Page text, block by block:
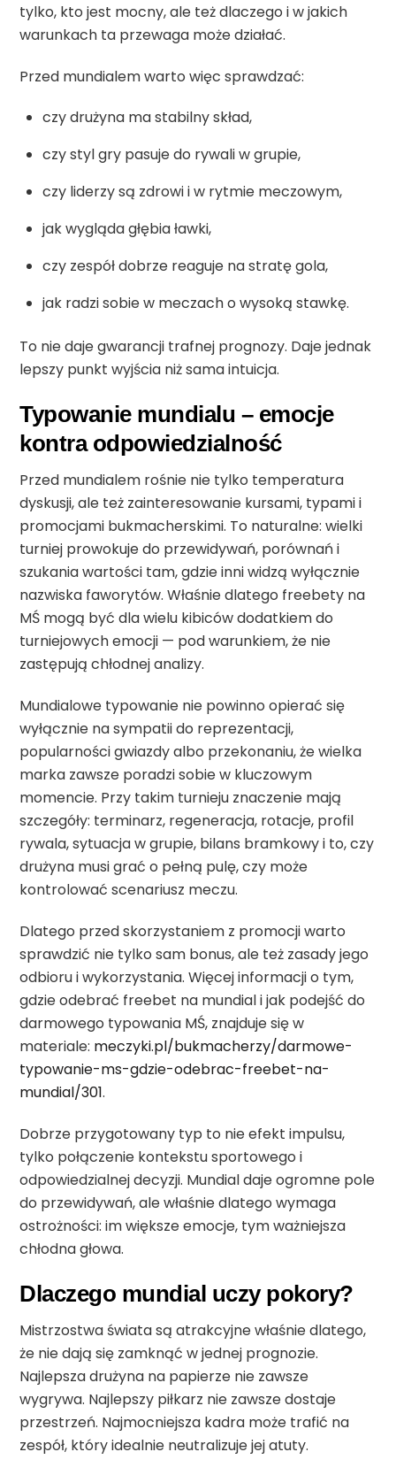
tylko, kto jest mocny, ale też dlaczego i w jakich
warunkach ta przewaga może działać.
Przed mundialem warto więc sprawdzać:
czy drużyna ma stabilny skład,
czy styl gry pasuje do rywali w grupie,
czy liderzy są zdrowi i w rytmie meczowym,
jak wygląda głębia ławki,
czy zespół dobrze reaguje na stratę gola,
jak radzi sobie w meczach o wysoką stawkę.
To nie daje gwarancji trafnej prognozy. Daje jednak
lepszy punkt wyjścia niż sama intuicja.
Typowanie mundialu – emocje
kontra odpowiedzialność
Przed mundialem rośnie nie tylko temperatura
dyskusji, ale też zainteresowanie kursami, typami i
promocjami bukmacherskimi. To naturalne: wielki
turniej prowokuje do przewidywań, porównań i
szukania wartości tam, gdzie inni widzą wyłącznie
nazwiska faworytów. Właśnie dlatego freebety na
MŚ mogą być dla wielu kibiców dodatkiem do
turniejowych emocji — pod warunkiem, że nie
zastępują chłodnej analizy.
Mundialowe typowanie nie powinno opierać się
wyłącznie na sympatii do reprezentacji,
popularności gwiazdy albo przekonaniu, że wielka
marka zawsze poradzi sobie w kluczowym
momencie. Przy takim turnieju znaczenie mają
szczegóły: terminarz, regeneracja, rotacje, profil
rywala, sytuacja w grupie, bilans bramkowy i to, czy
drużyna musi grać o pełną pulę, czy może
kontrolować scenariusz meczu.
Dlatego przed skorzystaniem z promocji warto
sprawdzić nie tylko sam bonus, ale też zasady jego
odbioru i wykorzystania. Więcej informacji o tym,
gdzie odebrać freebet na mundial i jak podejść do
darmowego typowania MŚ, znajduje się w
materiale: meczyki.pl/bukmacherzy/darmowe-
typowanie-ms-gdzie-odebrac-freebet-na-
mundial/301.
Dobrze przygotowany typ to nie efekt impulsu,
tylko połączenie kontekstu sportowego i
odpowiedzialnej decyzji. Mundial daje ogromne pole
do przewidywań, ale właśnie dlatego wymaga
ostrożności: im większe emocje, tym ważniejsza
chłodna głowa.
Dlaczego mundial uczy pokory?
Mistrzostwa świata są atrakcyjne właśnie dlatego,
że nie dają się zamknąć w jednej prognozie.
Najlepsza drużyna na papierze nie zawsze
wygrywa. Najlepszy piłkarz nie zawsze dostaje
przestrzeń. Najmocniejsza kadra może trafić na
zespół, który idealnie neutralizuje jej atuty.